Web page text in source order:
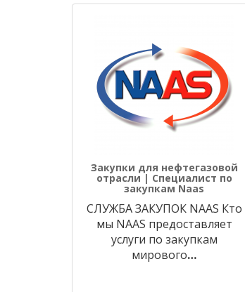
Закупки для нефтегазовой
отрасли | Специалист по
закупкам Naas
СЛУЖБА ЗАКУПОК NAAS Кто
мы NAAS предоставляет
услуги по закупкам
мирового…